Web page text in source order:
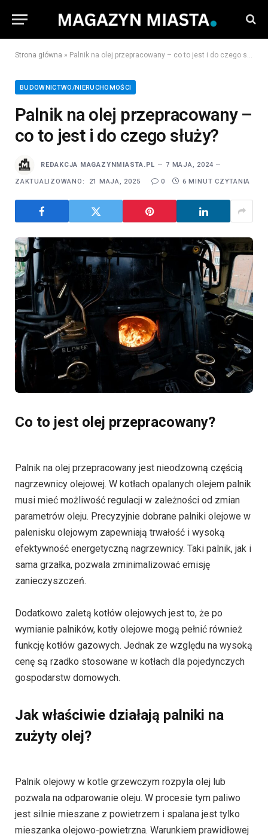
Strona główna » Palnik na olej przepracowany – co to jest i do czego służy?
BUDOWNICTWO/NIERUCHOMOŚCI
Palnik na olej przepracowany –
co to jest i do czego służy?
REDAKCJA MAGAZYNMIASTA.PL 7 MAJA, 2024
ZAKTUALIZOWANO: 21 MAJA, 2025 0 6 MINUT CZYTANIA
Co to jest olej przepracowany?
Palnik na olej przepracowany jest nieodzowną częścią
nagrzewnicy olejowej. W kotłach opalanych olejem palnik
musi mieć możliwość regulacji w zależności od zmian
parametrów oleju. Precyzyjnie dobrane palniki olejowe w
palenisku olejowym zapewniają trwałość i wysoką
efektywność energetyczną nagrzewnicy. Taki palnik, jak i
sama grzałka, pozwala zminimalizować emisję
zanieczyszczeń.
Dodatkowo zaletą kotłów olejowych jest to, że po
wymianie palników, kotły olejowe mogą pełnić również
funkcję kotłów gazowych. Jednak ze względu na wysoką
cenę są rzadko stosowane w kotłach dla pojedynczych
gospodarstw domowych.
Jak właściwie działają palniki na
zużyty olej?
Palnik olejowy w kotle grzewczym rozpyla olej lub
pozwala na odparowanie oleju. W procesie tym paliwo
jest silnie mieszane z powietrzem i spalana jest tylko
mieszanka olejowo-powietrzna. Warunkiem prawidłowej